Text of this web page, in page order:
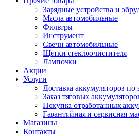
Зарядные устройства и
Масла автомобильные
Фильтры
Инструмент
Свечи автомобильные
Щетки стеклоочистителя
Лампочки
Акции
Услуги
Доставка аккумуляторов по
Заказ тяговых
Покупка отработанных
Гарантийная и сервисная
Магазины
Контакты